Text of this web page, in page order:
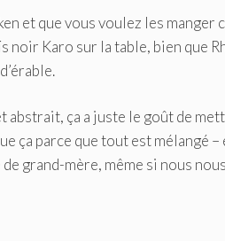
et que vous voulez les
noir Karo sur la table, bien que
abstrait, ça a juste le goût de
ça parce que tout est mélangé
grand-mère, même si nous